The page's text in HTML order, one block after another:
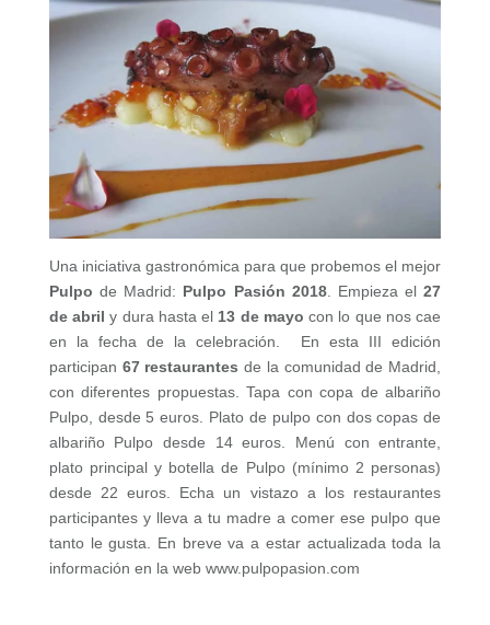
Una iniciativa gastronómica para que probemos el mejor
Pulpo de Madrid: Pulpo Pasión 2018. Empieza el27
de abrily dura hasta el 13 de mayocon lo que nos cae
en la fecha de la celebración. En esta III edición
participan 67 restaurantes de la comunidad de Madrid,
con diferentes propuestas. Tapa con copa de albariño
Pulpo, desde 5 euros. Plato de pulpo con dos copas de
albariño Pulpo desde 14 euros. Menú con entrante,
plato principal y botella de Pulpo (mínimo 2 personas)
desde 22 euros. Echa un vistazo a los restaurantes
participantes y lleva a tu madre a comer ese pulpo que
tanto le gusta. En breve va a estar actualizada toda la
información en la web www.pulpopasion.com